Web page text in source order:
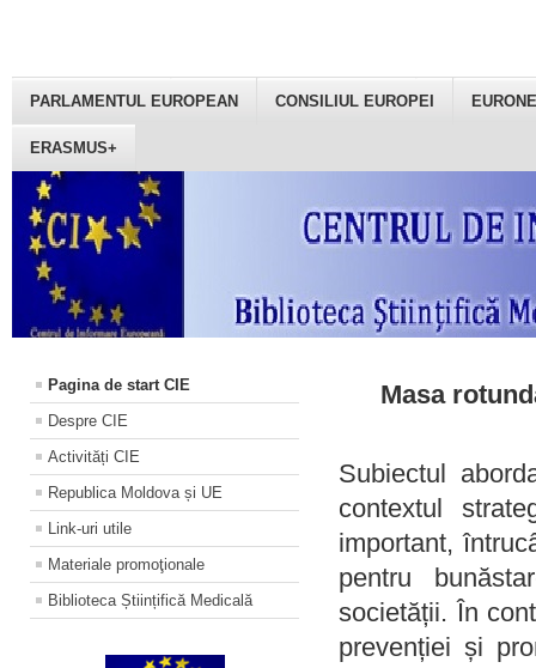
PARLAMENTUL EUROPEAN CONSILIUL EUROPEI
ERASMUS+
Pagina de start CIE
Despre CIE
Activități CIE
Republica Moldova și UE
Link-uri utile
Materiale promoţionale
Biblioteca Științifică Medicală
Masa
Subiectul
contextul
important,
pentru
societății. În
prevenției și